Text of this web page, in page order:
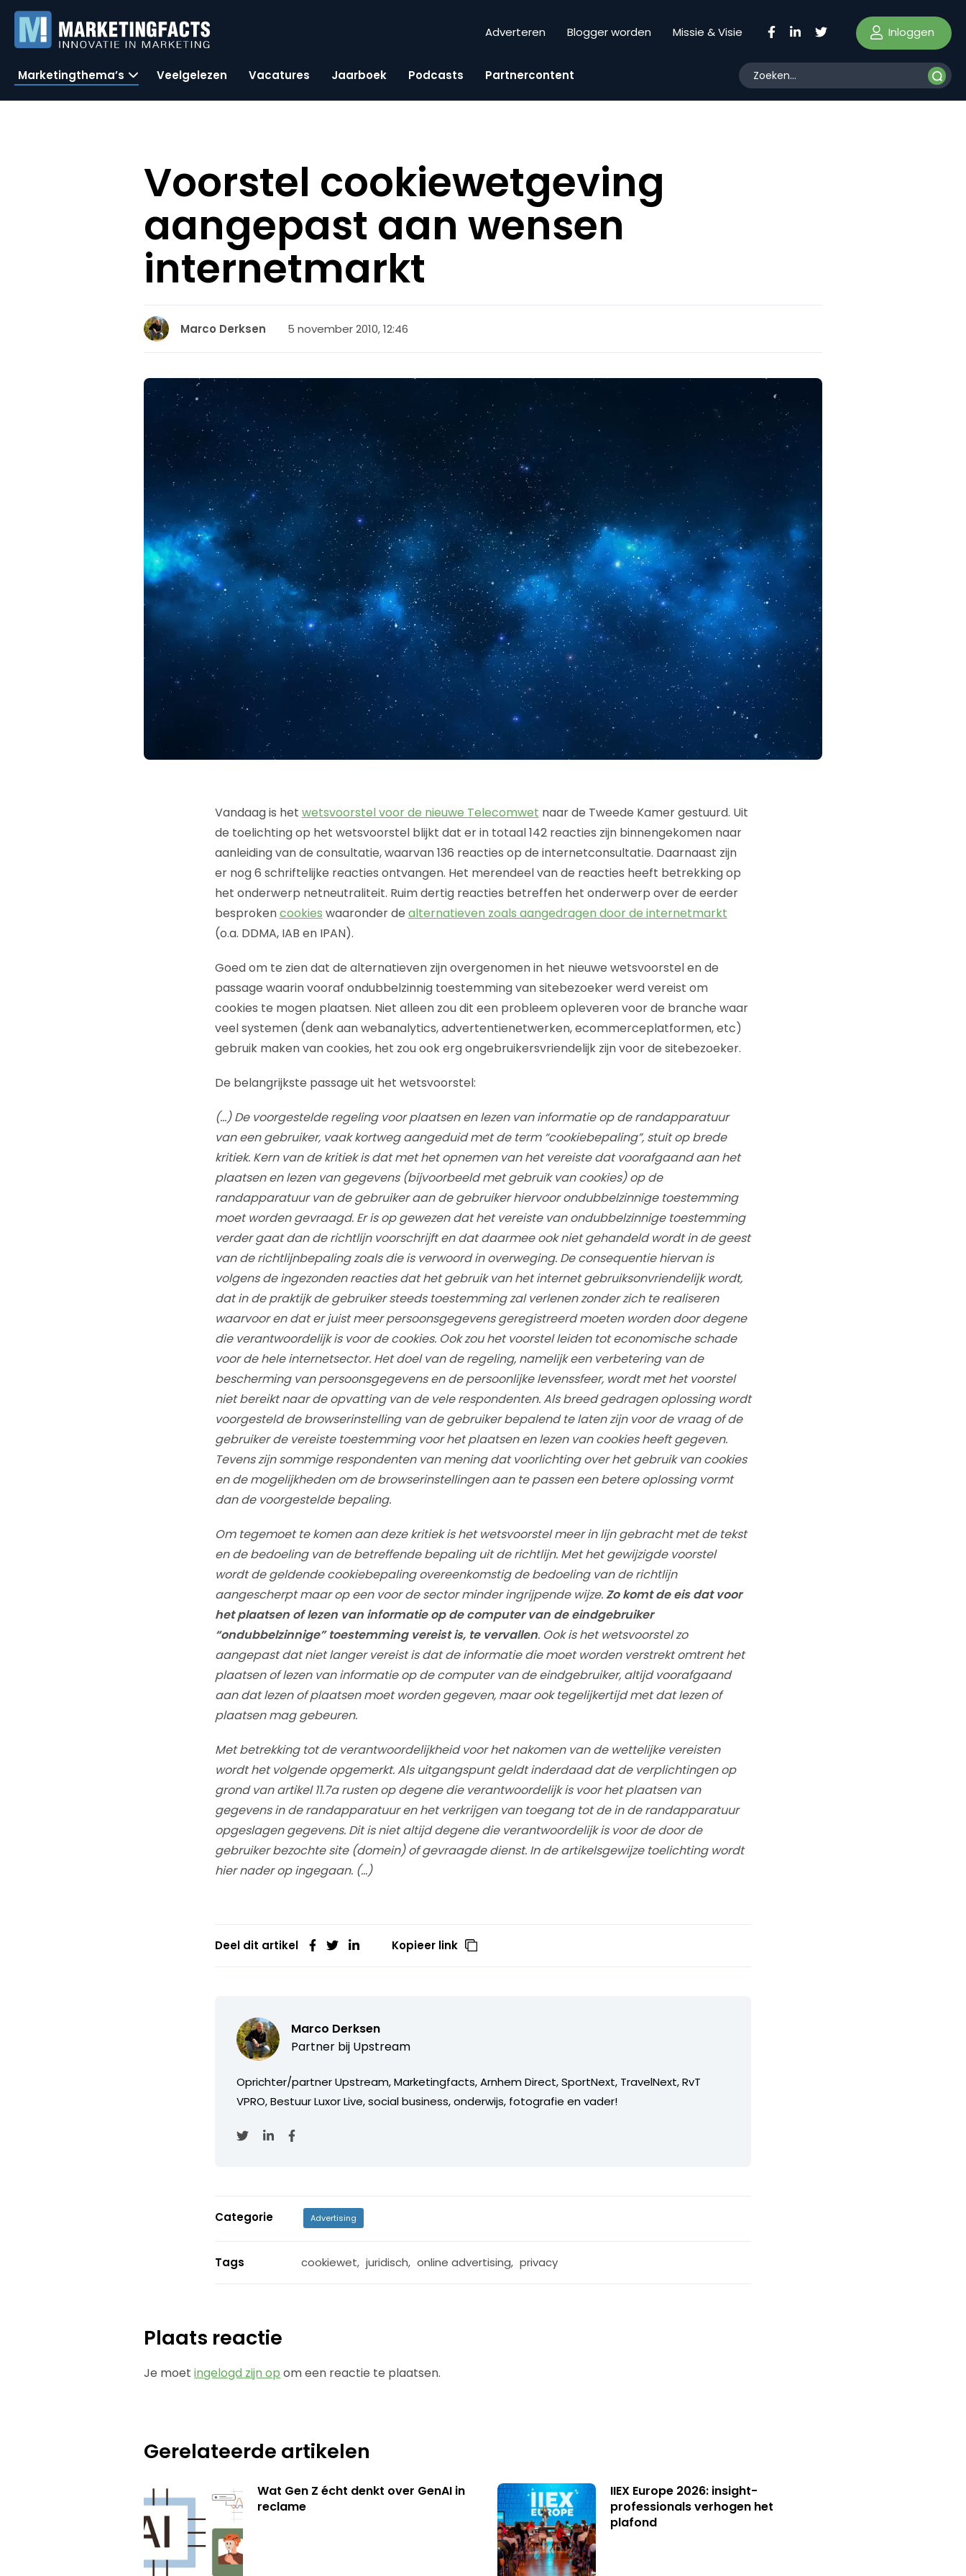
Adverteren Blogger worden Missie & Visie Inloggen
Marketingthema’s Veelgelezen Vacatures Jaarboek Podcasts Partnercontent
Voorstel cookiewetgeving
aangepast aan wensen
internetmarkt
Marco Derksen 5 november 2010, 12:46
Vandaag is het wetsvoorstel voor de nieuwe Telecomwet naar de Tweede Kamer gestuurd. Uit
de toelichting op het wetsvoorstel blijkt dat er in totaal 142 reacties zijn binnengekomen naar
aanleiding van de consultatie, waarvan 136 reacties op de internetconsultatie. Daarnaast zijn
er nog 6 schriftelijke reacties ontvangen. Het merendeel van de reacties heeft betrekking op
het onderwerp netneutraliteit. Ruim dertig reacties betreffen het onderwerp over de eerder
besprokencookies waaronder de alternatieven zoals aangedragen door de internetmarkt
(o.a. DDMA, IAB en IPAN).
Goed om te zien dat de alternatieven zijn overgenomen in het nieuwe wetsvoorstel en de
passage waarin vooraf ondubbelzinnig toestemming van sitebezoeker werd vereist om
cookies te mogen plaatsen. Niet alleen zou dit een probleem opleveren voor de branche waar
veel systemen (denk aan webanalytics, advertentienetwerken, ecommerceplatformen, etc)
gebruik maken van cookies, het zou ook erg ongebruikersvriendelijk zijn voor de sitebezoeker.
De belangrijkste passage uit het wetsvoorstel:
(…) De voorgestelde regeling voor plaatsen en lezen van informatie op de randapparatuur
van een gebruiker, vaak kortweg aangeduid met de term “cookiebepaling”, stuit op brede
kritiek. Kern van de kritiek is dat met het opnemen van het vereiste dat voorafgaand aan het
plaatsen en lezen van gegevens (bijvoorbeeld met gebruik van cookies) op de
randapparatuur van de gebruiker aan de gebruiker hiervoor ondubbelzinnige toestemming
moet worden gevraagd. Er is op gewezen dat het vereiste van ondubbelzinnige toestemming
verder gaat dan de richtlijn voorschrijft en dat daarmee ook niet gehandeld wordt in de geest
van de richtlijnbepaling zoals die is verwoord in overweging. De consequentie hiervan is
volgens de ingezonden reacties dat het gebruik van het internet gebruiksonvriendelijk wordt,
dat in de praktijk de gebruiker steeds toestemming zal verlenen zonder zich te realiseren
waarvoor en dat er juist meer persoonsgegevens geregistreerd moeten worden door degene
die verantwoordelijk is voor de cookies. Ook zou het voorstel leiden tot economische schade
voor de hele internetsector. Het doel van de regeling, namelijk een verbetering van de
bescherming van persoonsgegevens en de persoonlijke levenssfeer, wordt met het voorstel
niet bereikt naar de opvatting van de vele respondenten. Als breed gedragen oplossing wordt
voorgesteld de browserinstelling van de gebruiker bepalend te laten zijn voor de vraag of de
gebruiker de vereiste toestemming voor het plaatsen en lezen van cookies heeft gegeven.
Tevens zijn sommige respondenten van mening dat voorlichting over het gebruik van cookies
en de mogelijkheden om de browserinstellingen aan te passen een betere oplossing vormt
dan de voorgestelde bepaling.
Om tegemoet te komen aan deze kritiek is het wetsvoorstel meer in lijn gebracht met de tekst
en de bedoeling van de betreffende bepaling uit de richtlijn. Met het gewijzigde voorstel
wordt de geldende cookiebepaling overeenkomstig de bedoeling van de richtlijn
aangescherpt maar op een voor de sector minder ingrijpende wijze. Zo komt de eis dat voor
het plaatsen of lezen van informatie op de computer van de eindgebruiker
“ondubbelzinnige” toestemming vereist is, te vervallen. Ook is het wetsvoorstel zo
aangepast dat niet langer vereist is dat de informatie die moet worden verstrekt omtrent het
plaatsen of lezen van informatie op de computer van de eindgebruiker, altijd voorafgaand
aan dat lezen of plaatsen moet worden gegeven, maar ook tegelijkertijd met dat lezen of
plaatsen mag gebeuren.
Met betrekking tot de verantwoordelijkheid voor het nakomen van de wettelijke vereisten
wordt het volgende opgemerkt. Als uitgangspunt geldt inderdaad dat de verplichtingen op
grond van artikel 11.7a rusten op degene die verantwoordelijk is voor het plaatsen van
gegevens in de randapparatuur en het verkrijgen van toegang tot de in de randapparatuur
opgeslagen gegevens. Dit is niet altijd degene die verantwoordelijk is voor de door de
gebruiker bezochte site (domein) of gevraagde dienst. In de artikelsgewijze toelichting wordt
hier nader op ingegaan. (…)
Deel dit artikel Kopieer link
Marco Derksen
Partner bij Upstream
Oprichter/partner Upstream, Marketingfacts, Arnhem Direct, SportNext, TravelNext, RvT
VPRO, Bestuur Luxor Live, social business, onderwijs, fotografie en vader!
Categorie Advertising
Tags cookiewet, juridisch, online advertising, privacy
Plaats reactie
Je moetingelogd zijn op om een reactie te plaatsen.
Gerelateerde artikelen
Wat Gen Z écht denkt over GenAI in
reclame
IIEX Europe 2026: insight-
professionals verhogen het
plafond